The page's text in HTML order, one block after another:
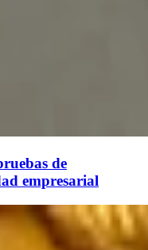
de
empresarial